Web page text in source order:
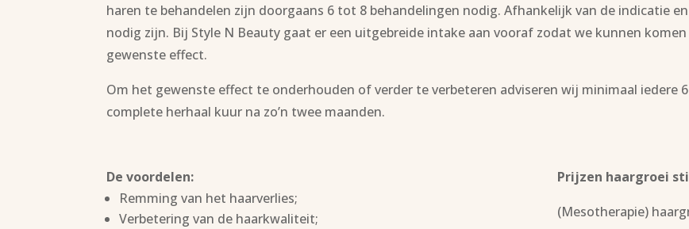
haren te behandelen zijn doorgaans 6 tot 8 behandelingen nodig. Afhankelijk van de indicatie
nodig zijn. Bij Style N Beauty gaat er een uitgebreide intake aan vooraf zodat we kunnen
gewenste effect.
Om het gewenste effect te onderhouden of verder te verbeteren adviseren wij minimaal iedere
complete herhaal kuur na zo’n twee maanden.
De voordelen:
Remming van het haarverlies;
Verbetering van de haarkwaliteit;
Prijzen haargroei
(Mesotherapie)